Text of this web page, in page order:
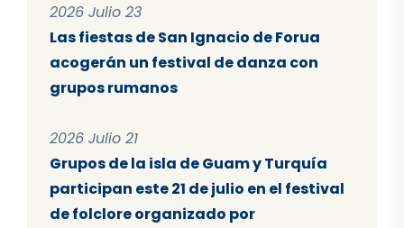
2026 Julio 23
Las fiestas de San Ignacio de Forua
acogerán un festival de danza con
grupos rumanos
2026 Julio 21
Grupos de la isla de Guam y Turquía
participan este 21 de julio en el festival
de folclore organizado por